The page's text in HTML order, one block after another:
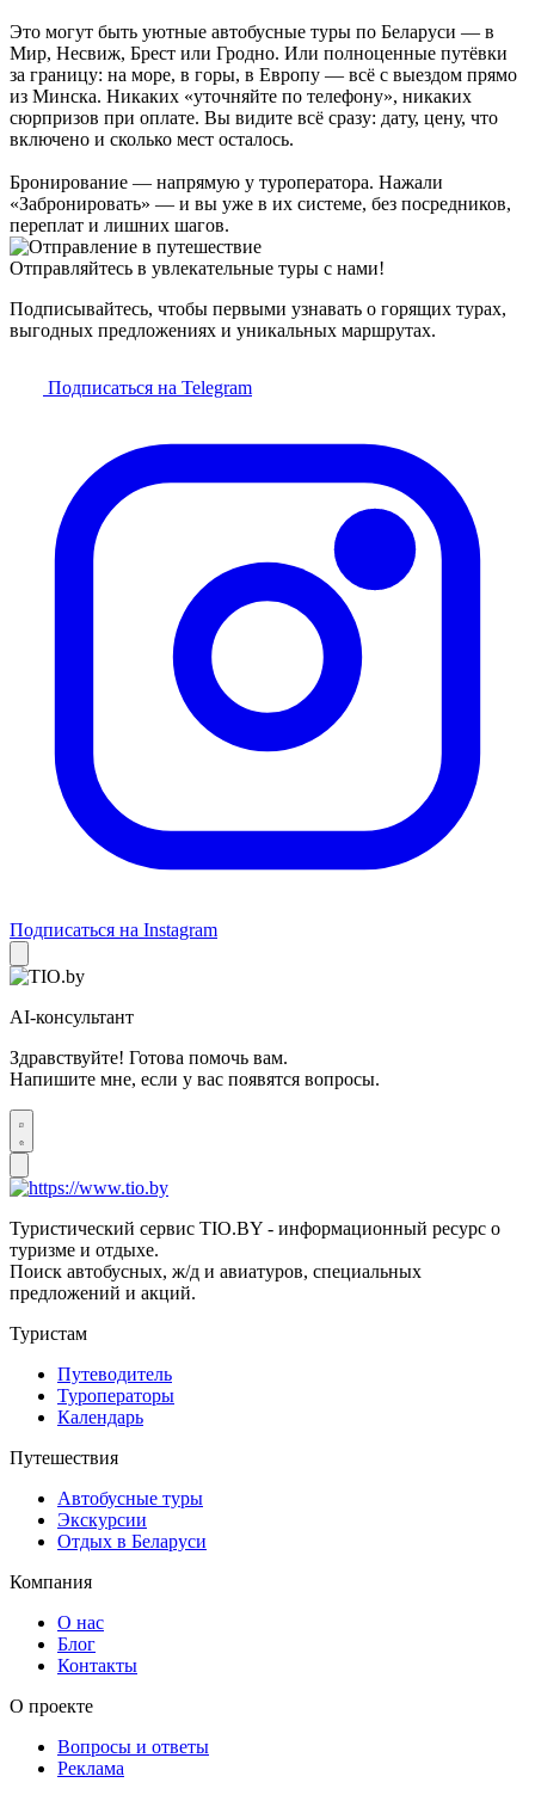
Это могут быть уютные автобусные туры по Беларуси — в
Мир, Несвиж, Брест или Гродно. Или полноценные путёвки
за границу: на море, в горы, в Европу — всё с выездом прямо
из Минска. Никаких «уточняйте по телефону», никаких
сюрпризов при оплате. Вы видите всё сразу: дату, цену, что
включено и сколько мест осталось.
Бронирование — напрямую у туроператора. Нажали
«Забронировать» — и вы уже в их системе, без посредников,
переплат и лишних шагов.
Отправляйтесь в увлекательные туры с нами!
Подписывайтесь, чтобы первыми узнавать о горящих турах,
выгодных предложениях и уникальных маршрутах.
Подписаться на Telegram
Подписаться на Instagram
AI-консультант
Здравствуйте! Готова помочь вам.
Напишите мне, если у вас появятся вопросы.
Туристический сервис TIO.BY - информационный ресурс о
туризме и отдыхе.
Поиск автобусных, ж/д и авиатуров, специальных
предложений и акций.
Туристам
Путеводитель
Туроператоры
Календарь
Путешествия
Автобусные туры
Экскурсии
Отдых в Беларуси
Компания
О нас
Блог
Контакты
О проекте
Вопросы и ответы
Реклама